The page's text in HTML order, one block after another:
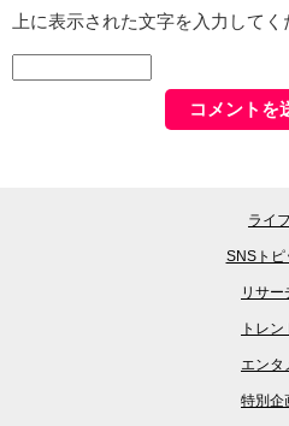
上に表示された文字を入力してく
ライフ
SNSトピ
リサー
トレン
エンタ
特別企